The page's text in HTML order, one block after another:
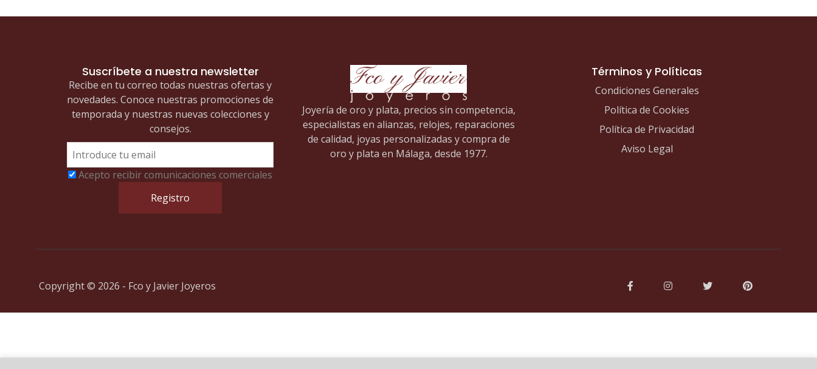
Suscríbete a nuestra newsletter
Recibe en tu correo todas nuestras ofertas y
novedades. Conoce nuestras promociones de
temporada y nuestras nuevas colecciones y
consejos.
Acepto recibir comunicaciones comerciales
Joyería de oro y plata, precios sin competencia,
especialistas en alianzas, relojes, reparaciones
de calidad, joyas personalizadas y compra de
oro y plata en Málaga, desde 1977.
Términos y Políticas
Condiciones Generales
Política de Cookies
Política de Privacidad
Aviso Legal
Copyright © 2026 - Fco y Javier Joyeros